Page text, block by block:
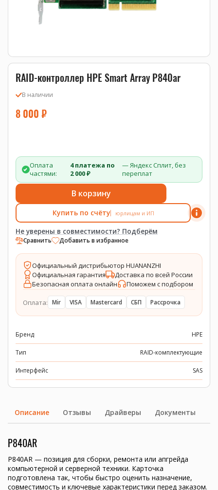
RAID-контроллер HPE Smart Array P840ar
В наличии
8 000 ₽
Оплата
частями:
4 платежа по
2 000 ₽
— Яндекс Сплит, без
переплат
В корзину
Купить по счёту юрлицам и ИП
Не уверены в совместимости? Подберём
Сравнить Добавить в избранное
Официальный дистрибьютор HUANANZHI
Официальная гарантия
Доставка по всей России
Безопасная оплата онлайн
Поможем с подбором
Оплата: Mir VISA Mastercard СБП Рассрочка
Бренд HPE
Тип RAID-комплектующие
Интерфейс SAS
Описание Отзывы Драйверы Документы
P840AR
P840AR — позиция для сборки, ремонта или апгрейда
компьютерной и серверной техники. Карточка
подготовлена так, чтобы быстро оценить назначение,
совместимость и ключевые характеристики перед заказом.